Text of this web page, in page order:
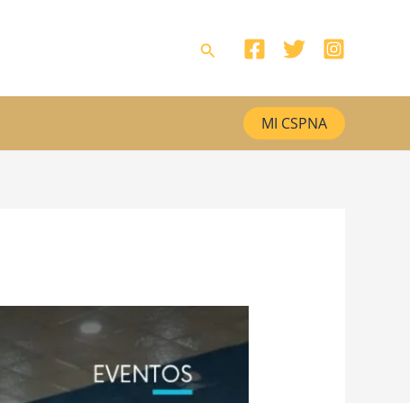
Buscar
MI CSPNA